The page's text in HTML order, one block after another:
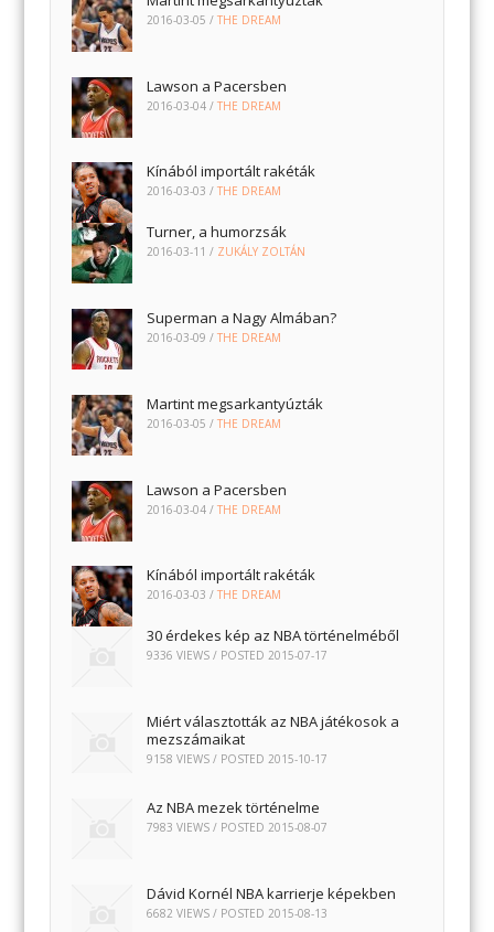
2016-03-05 /THE DREAM
Lawson a Pacersben
2016-03-04 /THE DREAM
Kínából importált rakéták
2016-03-03 /THE DREAM
Turner, a humorzsák
2016-03-11 / ZUKÁLY ZOLTÁN
Superman a Nagy Almában?
2016-03-09 /THE DREAM
Martint megsarkantyúzták
2016-03-05 /THE DREAM
Lawson a Pacersben
2016-03-04 /THE DREAM
Kínából importált rakéták
2016-03-03 /THE DREAM
30 érdekes kép az NBA történelméből
9336 VIEWS / POSTED2015-07-17
Miért választották az NBA játékosok a
mezszámaikat
9158 VIEWS / POSTED2015-10-17
Az NBA mezek történelme
7983 VIEWS / POSTED2015-08-07
Dávid Kornél NBA karrierje képekben
6682 VIEWS / POSTED 2015-08-13